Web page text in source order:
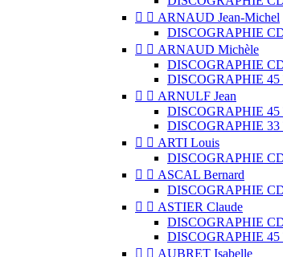
  ARNAUD Jean-Michel
DISCOGRAPHIE
  ARNAUD Michèle
DISCOGRAPHIE
DISCOGRAPHIE 45
  ARNULF Jean
DISCOGRAPHIE 45
DISCOGRAPHIE 33
  ARTI Louis
DISCOGRAPHIE
  ASCAL Bernard
DISCOGRAPHIE
  ASTIER Claude
DISCOGRAPHIE
DISCOGRAPHIE 45
  AUBRET Isabelle